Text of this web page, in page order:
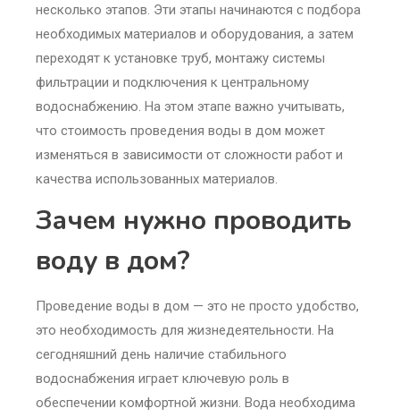
несколько этапов. Эти этапы начинаются с подбора
необходимых материалов и оборудования, а затем
переходят к установке труб, монтажу системы
фильтрации и подключения к центральному
водоснабжению. На этом этапе важно учитывать,
что стоимость проведения воды в дом может
изменяться в зависимости от сложности работ и
качества использованных материалов.
Зачем нужно проводить
воду в дом?
Проведение воды в дом — это не просто удобство,
это необходимость для жизнедеятельности. На
сегодняшний день наличие стабильного
водоснабжения играет ключевую роль в
обеспечении комфортной жизни. Вода необходима